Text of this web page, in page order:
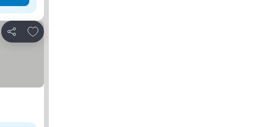
Megosztás
Hozzáadás a kedvencekhez